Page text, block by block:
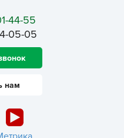
44-55
05-05
нам